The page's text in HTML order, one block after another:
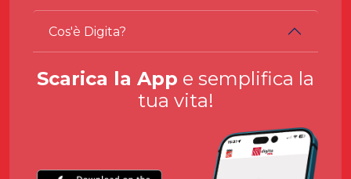
Cos'è Digita?
Scarica la App e semplifica la
tua vita!